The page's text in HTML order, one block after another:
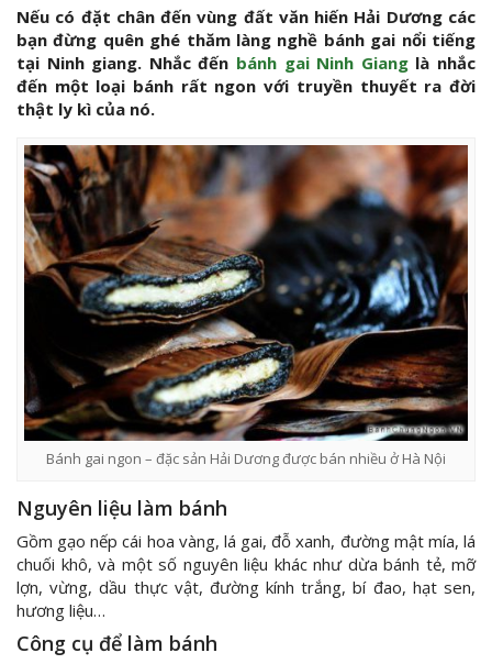
Nếu có đặt chân đến vùng đất văn hiến Hải Dương các
bạn đừng quên ghé thăm làng nghề bánh gai nổi tiếng
tại Ninh giang. Nhắc đến bánh gai Ninh Gianglà nhắc
đến một loại bánh rất ngon với truyền thuyết ra đời
thật ly kì của nó.
Bánh gai ngon – đặc sản Hải Dương được bán nhiều ở Hà Nội
Nguyên liệu làm bánh
Gồm gạo nếp cái hoa vàng, lá gai, đỗ xanh, đường mật mía, lá
chuối khô, và một số nguyên liệu khác như dừa bánh tẻ, mỡ
lợn, vừng, dầu thực vật, đường kính trắng, bí đao, hạt sen,
hương liệu…
Công cụ để làm bánh